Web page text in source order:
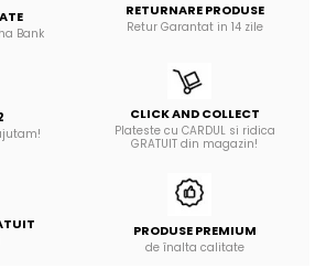
Bank
RETURNARE PRODUSE
Retur Garantat in 14 zile
CLICK AND COLLECT
Plateste cu CARDUL si ridica
GRATUIT din magazin!
PRODUSE PREMIUM
de înalta calitate